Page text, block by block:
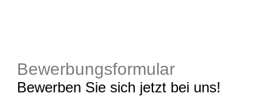
Bewerbungsformular
Bewerben Sie sich jetzt bei uns!